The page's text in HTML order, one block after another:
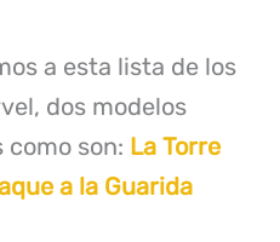
a esta lista de los
dos modelos
son: La Torre
a la Guarida